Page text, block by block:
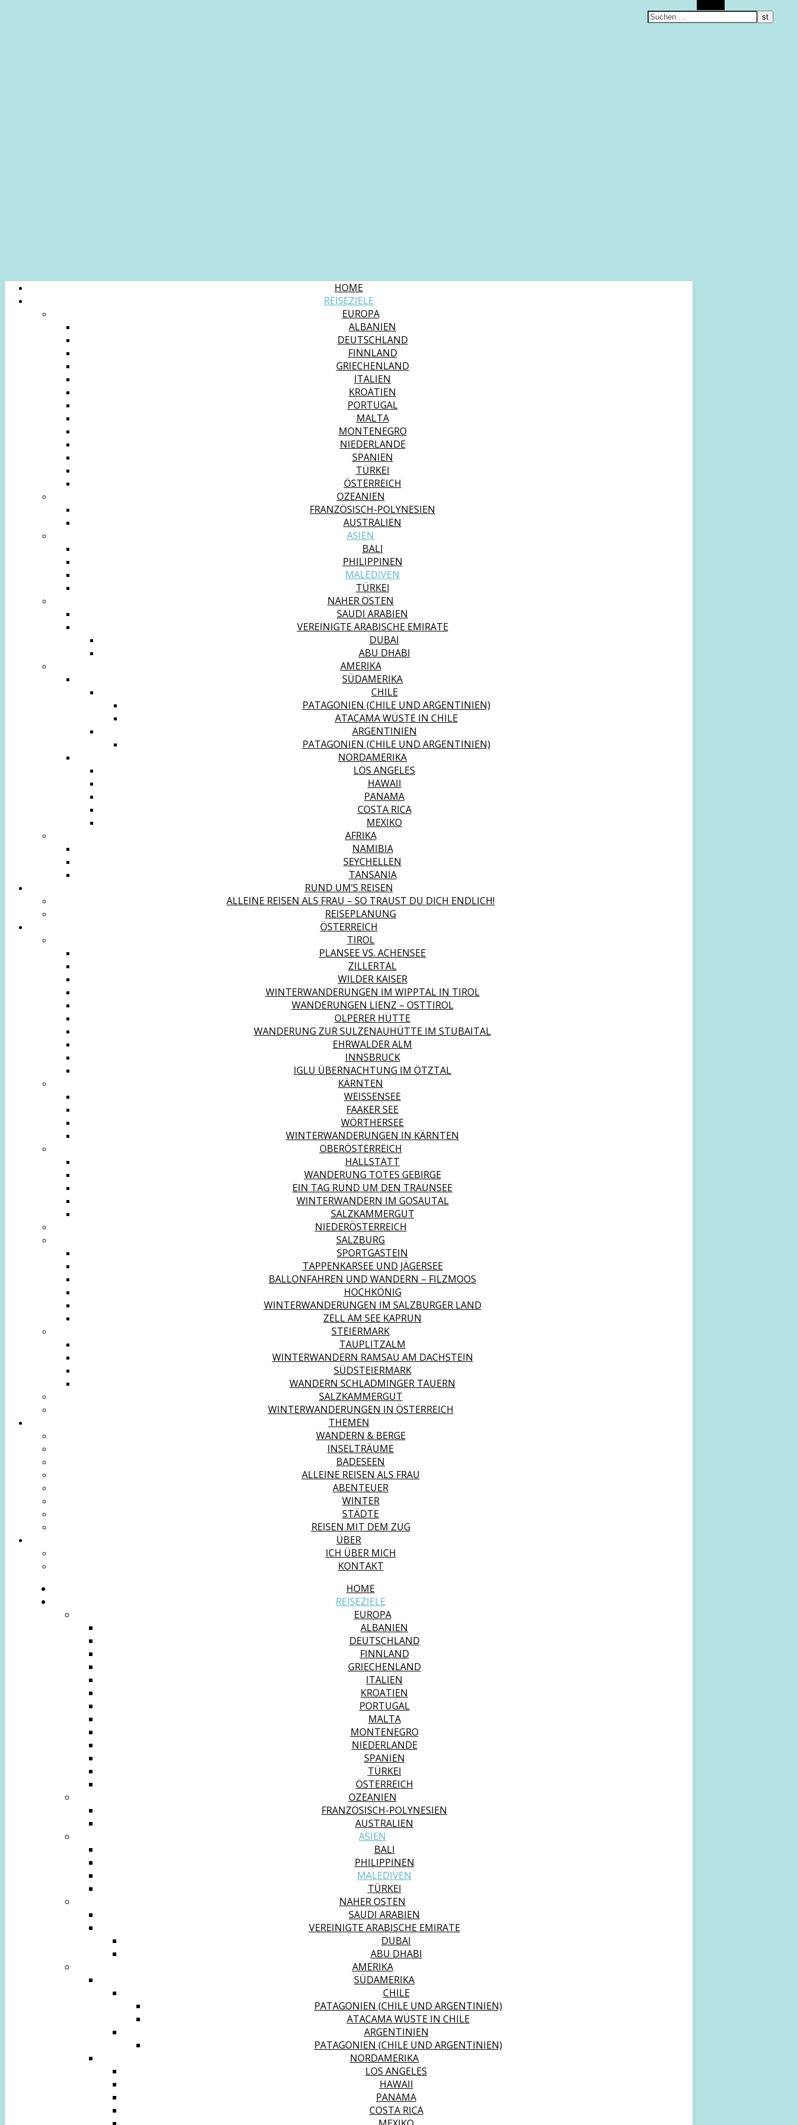
HOME
REISEZIELE
EUROPA
ALBANIEN
DEUTSCHLAND
FINNLAND
GRIECHENLAND
ITALIEN
KROATIEN
PORTUGAL
MALTA
MONTENEGRO
NIEDERLANDE
SPANIEN
TÜRKEI
ÖSTERREICH
OZEANIEN
FRANZÖSISCH-POLYNESIEN
AUSTRALIEN
ASIEN
BALI
PHILIPPINEN
MALEDIVEN
TÜRKEI
NAHER OSTEN
SAUDI ARABIEN
VEREINIGTE ARABISCHE EMIRATE
DUBAI
ABU DHABI
AMERIKA
SÜDAMERIKA
CHILE
PATAGONIEN (CHILE UND ARGENTINIEN)
ATACAMA WÜSTE IN CHILE
ARGENTINIEN
PATAGONIEN (CHILE UND ARGENTINIEN)
NORDAMERIKA
LOS ANGELES
HAWAII
PANAMA
COSTA RICA
MEXIKO
AFRIKA
NAMIBIA
SEYCHELLEN
TANSANIA
RUND UM’S REISEN
ALLEINE REISEN ALS FRAU – SO TRAUST DU DICH ENDLICH!
REISEPLANUNG
ÖSTERREICH
TIROL
PLANSEE VS. ACHENSEE
ZILLERTAL
WILDER KAISER
WINTERWANDERUNGEN IM WIPPTAL IN TIROL
WANDERUNGEN LIENZ – OSTTIROL
OLPERER HÜTTE
WANDERUNG ZUR SULZENAUHÜTTE IM STUBAITAL
EHRWALDER ALM
INNSBRUCK
IGLU ÜBERNACHTUNG IM ÖTZTAL
KÄRNTEN
WEISSENSEE
FAAKER SEE
WÖRTHERSEE
WINTERWANDERUNGEN IN KÄRNTEN
OBERÖSTERREICH
HALLSTATT
WANDERUNG TOTES GEBIRGE
EIN TAG RUND UM DEN TRAUNSEE
WINTERWANDERN IM GOSAUTAL
SALZKAMMERGUT
NIEDERÖSTERREICH
SALZBURG
SPORTGASTEIN
TAPPENKARSEE UND JÄGERSEE
BALLONFAHREN UND WANDERN – FILZMOOS
HOCHKÖNIG
WINTERWANDERUNGEN IM SALZBURGER LAND
ZELL AM SEE KAPRUN
STEIERMARK
TAUPLITZALM
WINTERWANDERN RAMSAU AM DACHSTEIN
SÜDSTEIERMARK
WANDERN SCHLADMINGER TAUERN
SALZKAMMERGUT
WINTERWANDERUNGEN IN ÖSTERREICH
THEMEN
WANDERN & BERGE
INSELTRÄUME
BADESEEN
ALLEINE REISEN ALS FRAU
ABENTEUER
WINTER
STÄDTE
REISEN MIT DEM ZUG
ÜBER
ICH ÜBER MICH
KONTAKT
HOME
REISEZIELE
EUROPA
ALBANIEN
DEUTSCHLAND
FINNLAND
GRIECHENLAND
ITALIEN
KROATIEN
PORTUGAL
MALTA
MONTENEGRO
NIEDERLANDE
SPANIEN
TÜRKEI
ÖSTERREICH
OZEANIEN
FRANZÖSISCH-POLYNESIEN
AUSTRALIEN
ASIEN
BALI
PHILIPPINEN
MALEDIVEN
TÜRKEI
NAHER OSTEN
SAUDI ARABIEN
VEREINIGTE ARABISCHE EMIRATE
DUBAI
ABU DHABI
AMERIKA
SÜDAMERIKA
CHILE
PATAGONIEN (CHILE UND ARGENTINIEN)
ATACAMA WÜSTE IN CHILE
ARGENTINIEN
PATAGONIEN (CHILE UND ARGENTINIEN)
NORDAMERIKA
LOS ANGELES
HAWAII
PANAMA
COSTA RICA